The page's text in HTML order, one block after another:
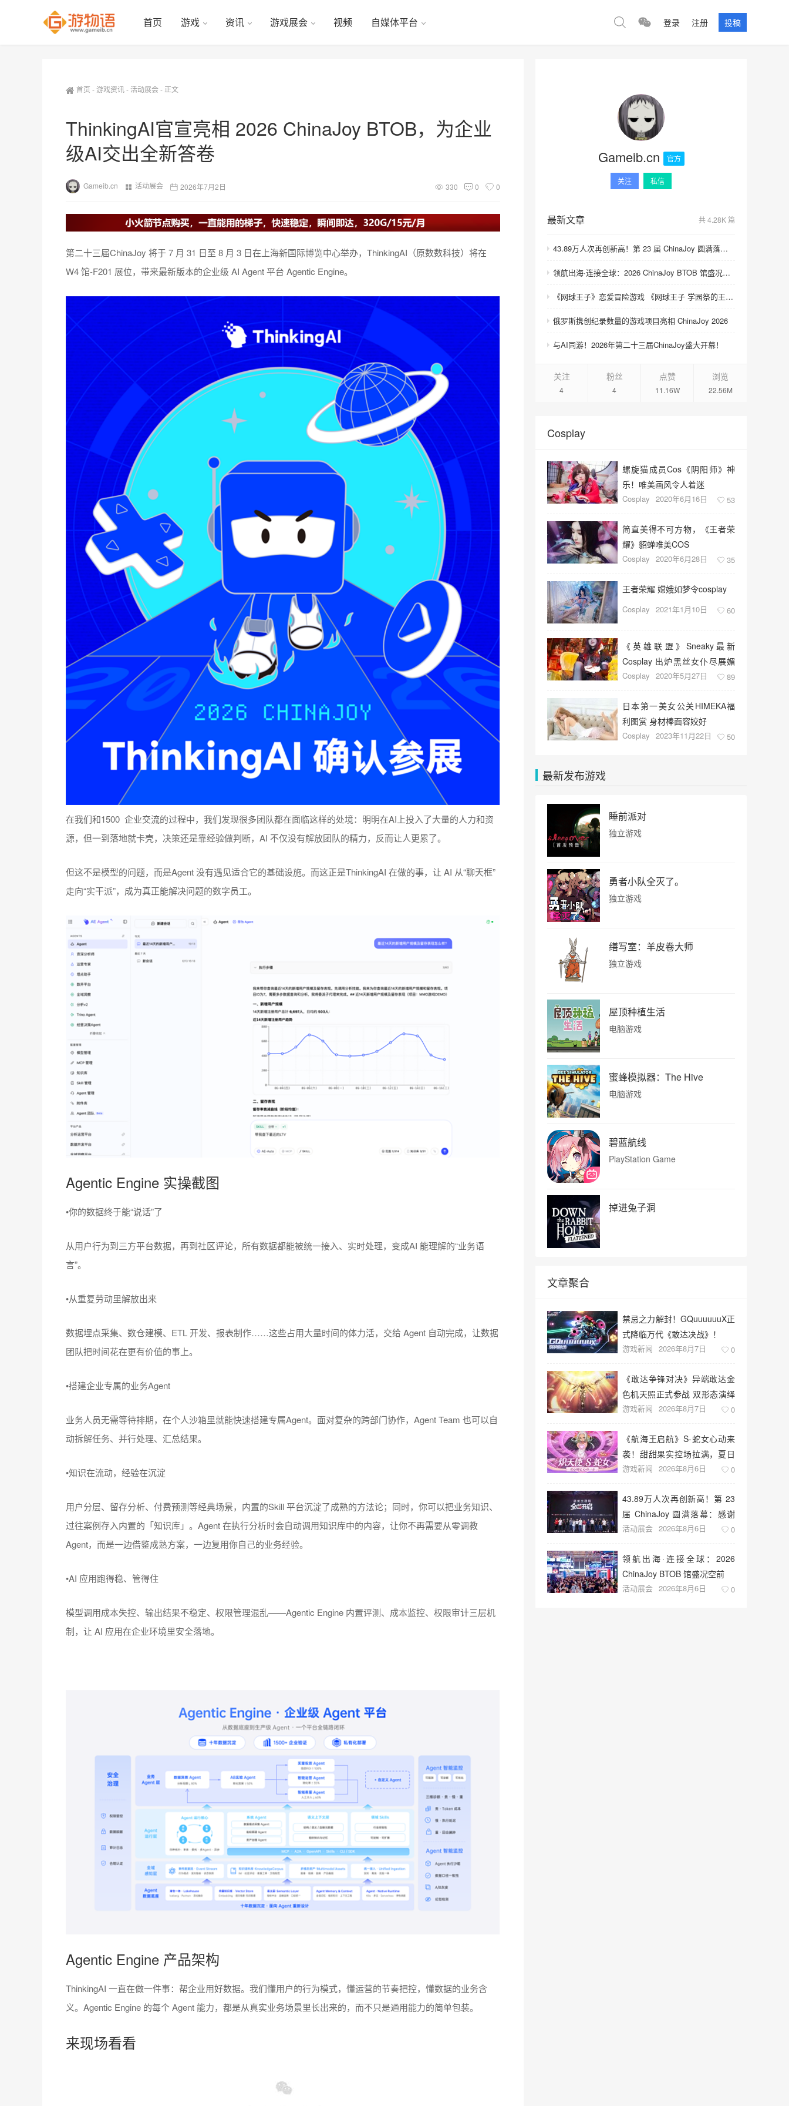
首页 游戏 资讯 游戏展会 视频 自媒体平台 登录 注册 投稿
首页 -游戏资讯-活动展会- 正文
ThinkingAI官宣亮相 2026 ChinaJoy BTOB，为企业
级AI交出全新答卷
Gameib.cn 活动展会 2026年7月2日 330 0 0
第二十三届ChinaJoy 将于 7 月 31 日至 8 月 3 日在上海新国际博览中心举办，ThinkingAI（原数数科技）将在
W4 馆-F201 展位，带来最新版本的企业级 AI Agent 平台 Agentic Engine。
在我们和1500 企业交流的过程中，我们发现很多团队都在面临这样的处境：明明在AI上投入了大量的人力和资
源，但一到落地就卡壳，决策还是靠经验做判断，AI 不仅没有解放团队的精力，反而让人更累了。
但这不是模型的问题，而是Agent 没有遇见适合它的基础设施。而这正是ThinkingAI 在做的事，让 AI 从“聊天框”
走向“实干派”，成为真正能解决问题的数字员工。
Agentic Engine 实操截图
•你的数据终于能“说话”了
从用户行为到三方平台数据，再到社区评论，所有数据都能被统一接入、实时处理，变成AI 能理解的“业务语
言”。
•从重复劳动里解放出来
数据埋点采集、数仓建模、ETL 开发、报表制作……这些占用大量时间的体力活，交给 Agent 自动完成，让数据
团队把时间花在更有价值的事上。
•搭建企业专属的业务Agent
业务人员无需等待排期，在个人沙箱里就能快速搭建专属Agent。面对复杂的跨部门协作，Agent Team 也可以自
动拆解任务、并行处理、汇总结果。
•知识在流动，经验在沉淀
用户分层、留存分析、付费预测等经典场景，内置的Skill 平台沉淀了成熟的方法论；同时，你可以把业务知识、
过往案例存入内置的「知识库」。Agent 在执行分析时会自动调用知识库中的内容，让你不再需要从零调教
Agent，而是一边借鉴成熟方案，一边复用你自己的业务经验。
•AI 应用跑得稳、管得住
模型调用成本失控、输出结果不稳定、权限管理混乱——Agentic Engine 内置评测、成本监控、权限审计三层机
制，让 AI 应用在企业环境里安全落地。
Agentic Engine 产品架构
ThinkingAI 一直在做一件事：帮企业用好数据。我们懂用户的行为模式，懂运营的节奏把控，懂数据的业务含
义。Agentic Engine 的每个 Agent 能力，都是从真实业务场景里长出来的，而不只是通用能力的简单包装。
来现场看看
Gameib.cn 官方
关注 私信
最新文章 共 4.28K 篇
43.89万人次再创新高！第 23 届 ChinaJoy 圆满落幕：感谢有你，共赴这场“与 AI 同游”的盛夏之约
领航出海·连接全球：2026 ChinaJoy BTOB 馆盛况空前
《网球王子》恋爱冒险游戏 《网球王子 学园祭的王子们 ♡-40 and more…》与《网球王子 心跳求生 Tie break ♡game》发售
俄罗斯携创纪录数量的游戏项目亮相 ChinaJoy 2026
与AI同游！2026年第二十三届ChinaJoy盛大开幕！
关注
4
粉丝
4
点赞
11.16W
浏览
22.56M
Cosplay
螺旋猫成员Cos《阴阳师》神
乐！唯美画风令人着迷
Cosplay 2020年6月16日 53
简直美得不可方物，《王者荣
耀》貂蝉唯美COS
Cosplay 2020年6月28日 35
王者荣耀 嫦娥如梦令cosplay
Cosplay 2021年1月10日 60
《英雄联盟》Sneaky最新
Cosplay 出炉黑丝女仆尽展媚
态
Cosplay 2020年5月27日 89
日本第一美女公关HIMEKA福
利图赏 身材棒面容姣好
Cosplay 2023年11月22日 50
最新发布游戏
睡前派对
独立游戏
勇者小队全灭了。
独立游戏
缮写室：羊皮卷大师
独立游戏
屋顶种植生活
电脑游戏
蜜蜂模拟器：The Hive
电脑游戏
碧蓝航线
PlayStation Game
掉进兔子洞
文章聚合
禁忌之力解封！GQuuuuuuX正
式降临万代《敢达决战》！
游戏新闻 2026年8月7日 0
《敢达争锋对决》异端敢达金
色机天照正式参战 双形态演绎
空中战技
游戏新闻 2026年8月7日 0
《航海王启航》S-蛇女心动来
袭！甜甜果实控场拉满，夏日
盛宴开启
游戏新闻 2026年8月6日 0
43.89万人次再创新高！第 23
届 ChinaJoy 圆满落幕：感谢
有你，共赴这场“与 AI 同游”的
活动展会 2026年8月6日 0
领航出海·连接全球：2026
ChinaJoy BTOB 馆盛况空前
活动展会 2026年8月6日 0